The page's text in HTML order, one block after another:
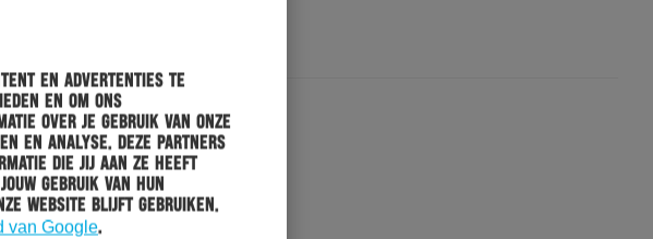
en advertenties te
en om ons
over je gebruik van onze
en analyse. Deze partners
die jij aan ze heeft
gebruik van hun
website blijft gebruiken.
van Google.